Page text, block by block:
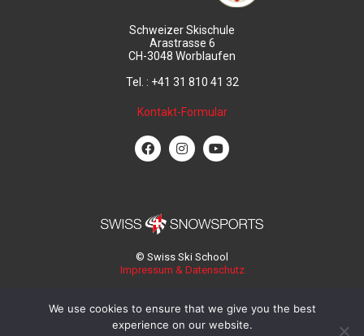
Schweizer Skischule
Arastrasse 6
CH-3048 Worblaufen
Tel. : +41 31 810 41 32
Kontakt-Formular
© Swiss Ski School
Impressum & Datenschutz
We use cookies to ensure that we give you the best
experience on our website.